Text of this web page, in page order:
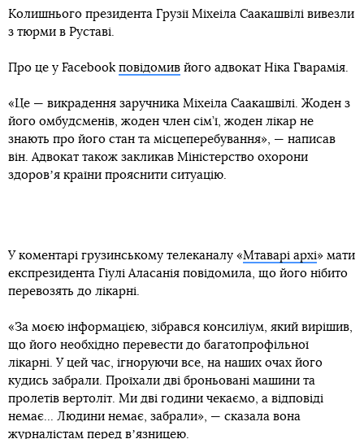
Колишнього президента Грузії Міхеіла Саакашвілі вивезли
з тюрми в Руставі.
Про це у Facebook повідомив його адвокат Ніка Гварамія.
«Це — викрадення заручника Міхеіла Саакашвілі. Жоден з
його омбудсменів, жоден член сім’ї, жоден лікар не
знають про його стан та місцеперебування», — написав
він. Адвокат також закликав Міністерство охорони
здоровʼя країни прояснити ситуацію.
У коментарі грузинському телеканалу «Мтаварі архі» мати
експрезидента Гіулі Аласанія повідомила, що його нібито
перевозять до лікарні.
«За моєю інформацією, зібрався консиліум, який вирішив,
що його необхідно перевести до багатопрофільної
лікарні. У цей час, ігноруючи все, на наших очах його
кудись забрали. Проїхали дві броньовані машини та
пролетів вертоліт. Ми дві години чекаємо, а відповіді
немає... Людини немає, забрали», — сказала вона
журналістам перед вʼязницею.